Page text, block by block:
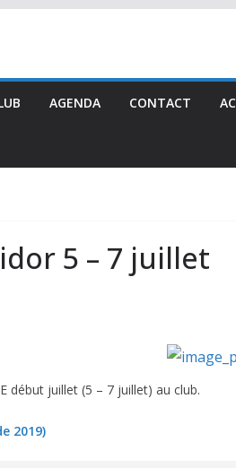
AGENDA CONTACT
5 – 7 juillet
début juillet (5 – 7 juillet) au club.
2019)